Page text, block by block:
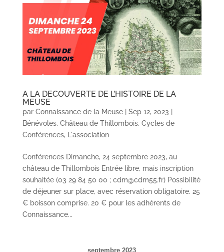
A LA DECOUVERTE DE L’HISTOIRE DE LA
MEUSE
par Connaissance de la Meuse| Sep 12, 2023
Bénévoles, Château de Thillombois, Cycles de
Conférences, L'association
Conférences Dimanche, 24 septembre 2023, au
château de Thillombois Entrée libre, mais inscription
souhaitée (03 29 84 50 00 ; cdm@cdm55.fr) Possibilité
de déjeuner sur place, avec réservation obligatoire. 25
€ boisson comprise. 20 € pour les adhérents de
Connaissance...
septembre 2023